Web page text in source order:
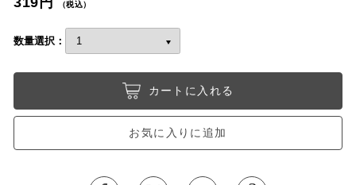
（税込）
数量選択：
カートに入れる
お気に入りに追加